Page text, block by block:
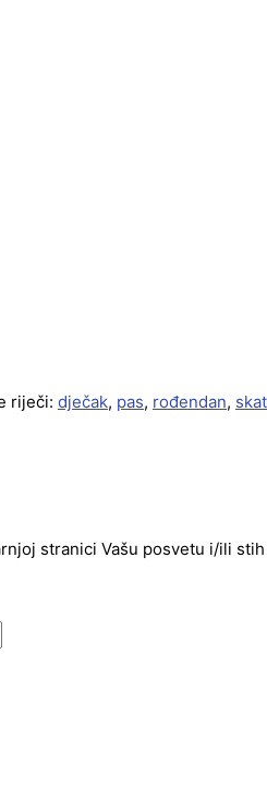
riječi: dječak, pas, rođendan,
stranici Vašu posvetu i/ili